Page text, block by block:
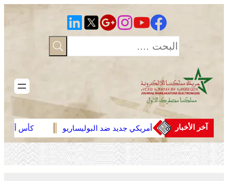
آخر الأخبار
مشروع أمريكي جديد ضد البوليساريو
المتميز بالتأهل
يحجز تذكرة